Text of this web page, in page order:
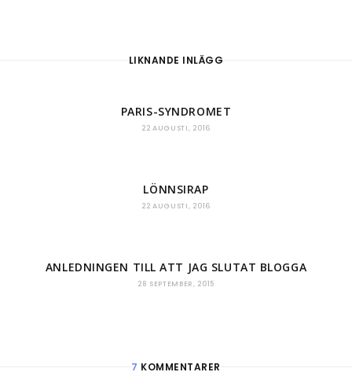
LIKNANDE INLÄGG
PARIS-SYNDROMET
22 AUGUSTI, 2016
LÖNNSIRAP
22 AUGUSTI, 2016
ANLEDNINGEN TILL ATT JAG SLUTAT BLOGGA
28 SEPTEMBER, 2015
7 KOMMENTARER